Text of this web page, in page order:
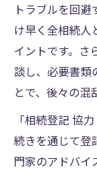
トラブルを回
け早く全相続人
イントです。さ
談し、必要書類
とで、後々の混
「相続登記 協
続きを通じて登
門家のアドバイ